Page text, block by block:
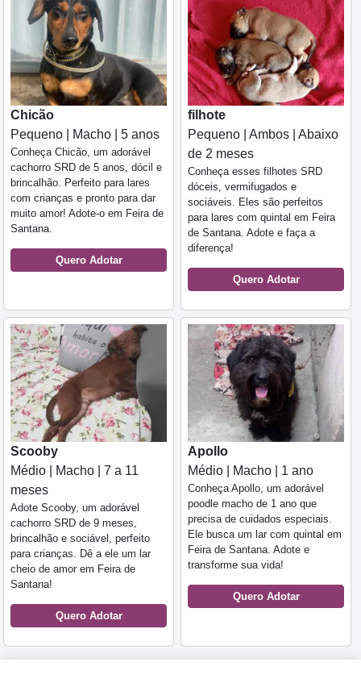
Chicão
Pequeno | Macho | 5 anos
Conheça Chicão, um adorável
cachorro SRD de 5 anos, dócil e
brincalhão. Perfeito para lares
com crianças e pronto para dar
muito amor! Adote-o em Feira de
Santana.
Quero Adotar
filhote
Pequeno | Ambos | Abaixo
de 2 meses
Conheça esses filhotes SRD
dóceis, vermifugados e
sociáveis. Eles são perfeitos
para lares com quintal em Feira
de Santana. Adote e faça a
diferença!
Quero Adotar
Scooby
Médio | Macho | 7 a 11
meses
Adote Scooby, um adorável
cachorro SRD de 9 meses,
brincalhão e sociável, perfeito
para crianças. Dê a ele um lar
cheio de amor em Feira de
Santana!
Quero Adotar
Apollo
Médio | Macho | 1 ano
Conheça Apollo, um adorável
poodle macho de 1 ano que
precisa de cuidados especiais.
Ele busca um lar com quintal em
Feira de Santana. Adote e
transforme sua vida!
Quero Adotar